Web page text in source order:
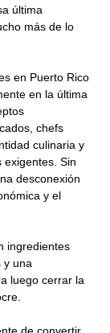
última
más de lo
en Puerto Rico
en la última
chefs
culinaria y
exigentes. Sin
desconexión
y el
ingredientes
y una
luego cerrar la
de convertir